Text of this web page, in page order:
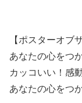
【ポスターオブ
あなたの心をつ
カッコいい！感
あなたの心をつ